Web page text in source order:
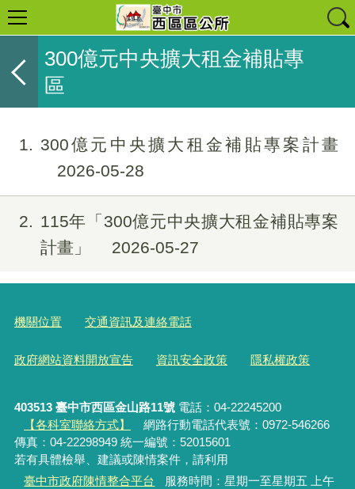
300億元中央擴大租金補貼專
區
1
300億元中央擴大租金補貼專案計畫
2026-05-28
2
115年「300億元中央擴大租金補貼專案
計畫」
2026-05-27
機關位置 交通資訊及連絡電話
政府網站資料開放宣告 資訊安全政策 隱私權政策
403513 臺中市西區金山路11號電話：04-22245200
【各科室聯絡方式】
網路行動電話代表號：0972-546266
傳真：04-22298949 統一編號：52015601
若有具體檢舉、建議或陳情案件，請利用
臺中市政府陳情整合平台
服務時間：星期一至星期五 上午